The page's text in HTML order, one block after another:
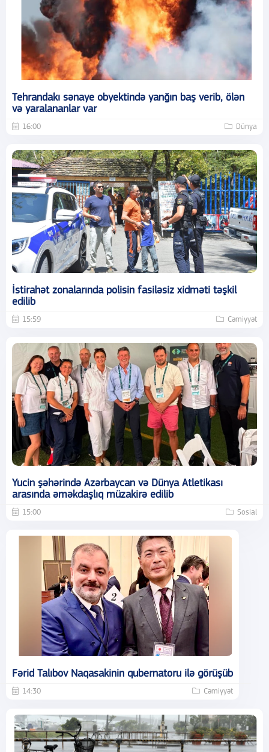
Tehrandakı sənaye obyektində yanğın baş verib, ölən
və yaralananlar var
16:00 Dünya
İstirahət zonalarında polisin fasiləsiz xidməti təşkil
edilib
15:59 Cəmiyyət
Yucin şəhərində Azərbaycan və Dünya Atletikası
arasında əməkdaşlıq müzakirə edilib
15:00 Sosial
Fərid Talıbov Naqasakinin qubernatoru ilə görüşüb
14:30 Cəmiyyət